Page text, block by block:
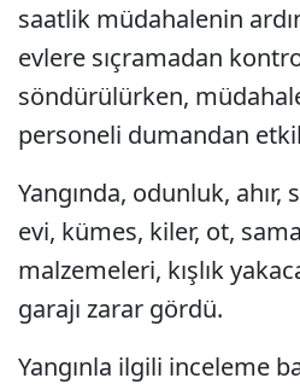
saatlik müdahalenin
evlere sıçramadan
söndürülürken,
personeli dumandan
Yangında, odunluk, ahır,
evi, kümes, kiler, ot,
malzemeleri, kışlık
garajı zarar gördü.
Yangınla ilgili inceleme